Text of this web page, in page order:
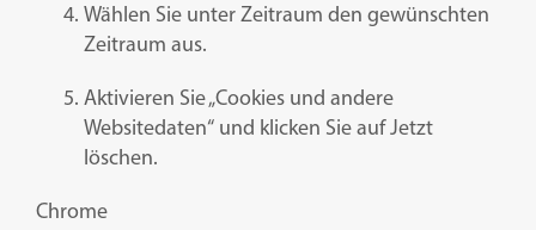
Wählen Sie unter Zeitraum den gewünschten
Zeitraum aus.
Aktivieren Sie „Cookies und andere
Websitedaten“ und klicken Sie auf Jetzt
löschen.
Chrome